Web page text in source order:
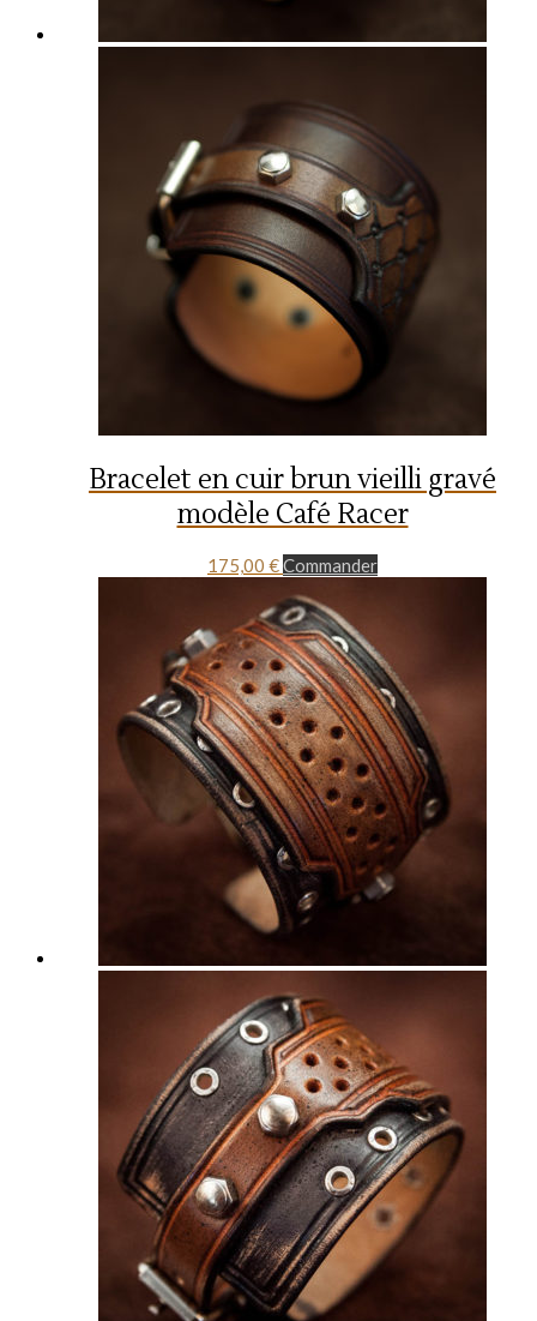
Bracelet en cuir brun vieilli gravé
modèle Café Racer
175,00 €Commander